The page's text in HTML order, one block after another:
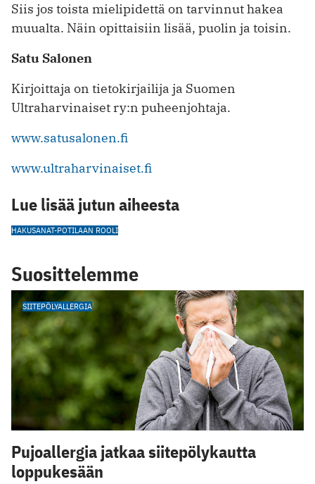
Siis jos toista mielipidettä on tarvinnut hakea
muualta. Näin opittaisiin lisää, puolin ja toisin.
Satu Salonen
Kirjoittaja on tietokirjailija ja Suomen
Ultraharvinaiset ry:n puheenjohtaja.
www.satusalonen.fi
www.ultraharvinaiset.fi
Lue lisää jutun aiheesta
HAKUSANAT-POTILAAN ROOLI
Suosittelemme
SIITEPÖLYALLERGIA
Pujoallergia jatkaa siitepölykautta
loppukesään